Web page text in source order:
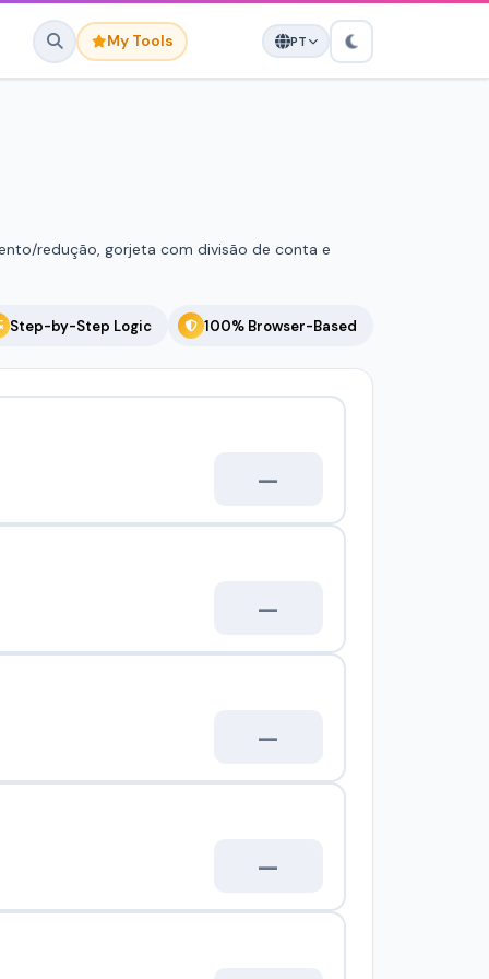
My Tools PT
redução, gorjeta com divisão de conta e
Step-by-Step Logic 100% Browser-Based
—
—
—
—